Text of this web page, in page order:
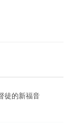
徒的新福音